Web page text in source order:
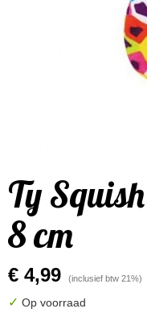
Ty
8 cm
€ 4,99 (inclusief btw 21%)
✓ Op voorraad